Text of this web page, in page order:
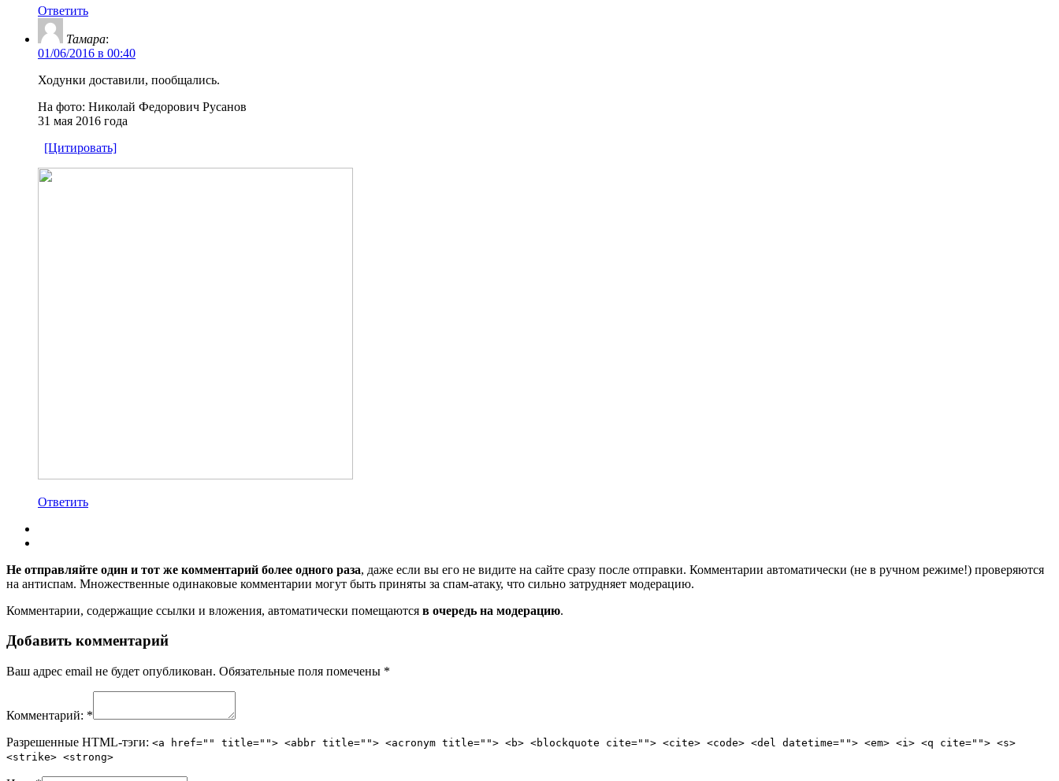
Ответить
Тамара:
01/06/2016 в 00:40
Ходунки доставили, пообщались.
На фото: Николай Федорович Русанов
31 мая 2016 года
[Цитировать]
Ответить
Не отправляйте один и тот же комментарий более одного раза, даже если вы его не видите на сайте сразу после отправки. Комментарии автоматически (не в ручном режиме!) проверяются
на антиспам. Множественные одинаковые комментарии могут быть приняты за спам-атаку, что сильно затрудняет модерацию.
Комментарии, содержащие ссылки и вложения, автоматически помещаются в очередь на модерацию.
Добавить комментарий
Ваш адрес email не будет опубликован. Обязательные поля помечены *
Комментарий: *
Разрешенные HTML-тэги: <a href="" title=""> <abbr title=""> <acronym title=""> <b> <blockquote cite=""> <cite> <code> <del datetime=""> <em> <i> <q cite=""> <s>
<strike> <strong>